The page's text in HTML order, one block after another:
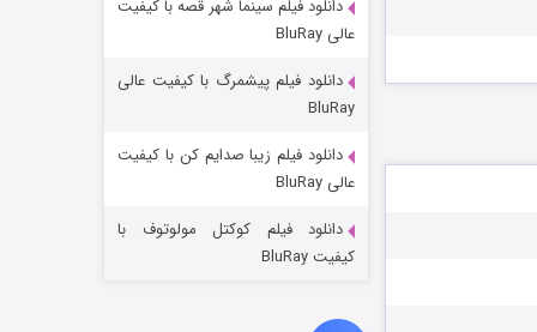
جادوگری در مغولستان
دانلود فیلم سینما شهر قصه با کیفیت
عالی BluRay
دانلود فیلم پیشمرگ با کیفیت عالی
BluRay
دانلود فیلم زیبا صدایم کن با کیفیت
عالی BluRay
دانلود فیلم کوکتل مولوتوف با
کیفیت BluRay